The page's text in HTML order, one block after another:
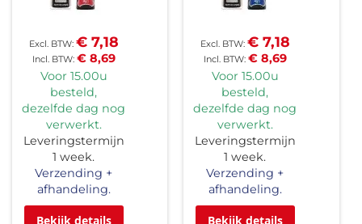
€ 8,69
€ 7,18
Voor 15.00u
besteld,
dezelfde dag nog
verwerkt.
Leveringstermijn
1 week.
Verzending +
afhandeling.
Bekijk details
€ 8,69
€ 7,18
Voor 15.00u
besteld,
dezelfde dag nog
verwerkt.
Leveringstermijn
1 week.
Verzending +
afhandeling.
Bekijk details